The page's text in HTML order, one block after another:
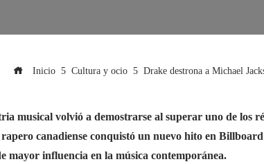
Inicio Cultura y ocio Drake destrona a Michael
musical volvió a demostrarse al superar uno de los
canadiense conquistó un nuevo hito en
mayor influencia en la música contemporánea.